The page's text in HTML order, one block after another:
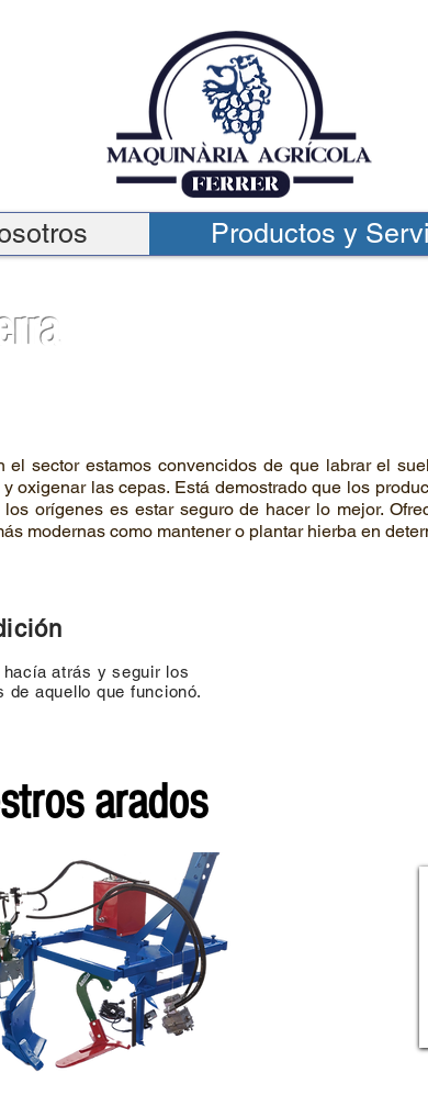
Productos y
el sector estamos convencidos de que labrar el
oxigenar las cepas. Está demostrado que los
orígenes es estar seguro de hacer lo mejor.
modernas como mantener o plantar hierba en
atrás y seguir los
de aquello que funcionó.
arados